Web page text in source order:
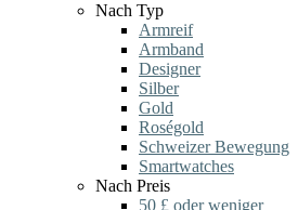
Nach Typ
Armreif
Armband
Designer
Silber
Gold
Roségold
Schweizer Bewegung
Smartwatches
Nach Preis
50 £ oder weniger